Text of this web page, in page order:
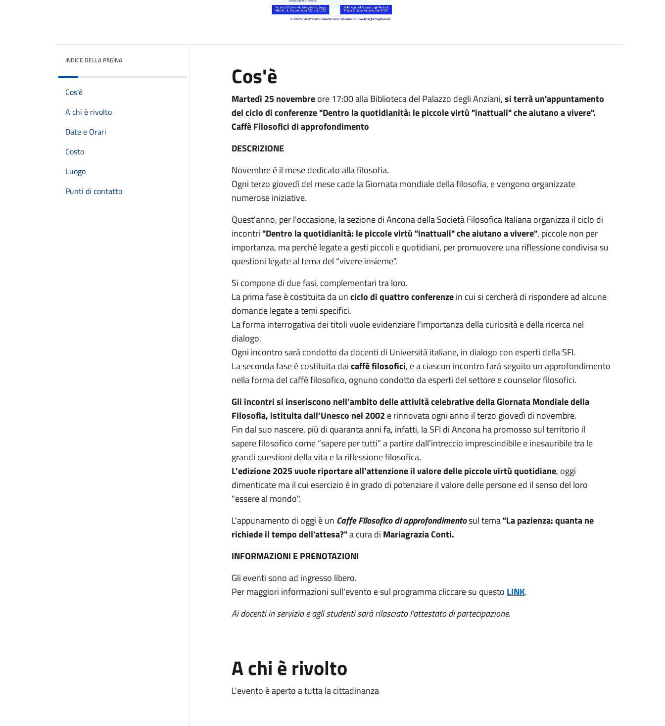
INDICE DELLA PAGINA
Cos'è
A chi è rivolto
Date e Orari
Costo
Luogo
Punti di contatto
Cos'è
Martedì 25 novembreore 17:00 alla Biblioteca del Palazzo degli Anziani,si terrà un'appuntamento
del ciclo di conferenze "Dentro la quotidianità: le piccole virtù "inattuali" che aiutano a vivere".
Caffè Filosofici di approfondimento
DESCRIZIONE
Novembre è il mese dedicato alla filosofia.
Ogni terzo giovedì del mese cade la Giornata mondiale della filosofia, e vengono organizzate
numerose iniziative.
Quest'anno, per l'occasione, la sezione di Ancona della Società Filosofica Italiana organizza il ciclo di
incontri "Dentro la quotidianità: le piccole virtù "inattuali" che aiutano a vivere", piccole non per
importanza, ma perché legate a gesti piccoli e quotidiani, per promuovere una riflessione condivisa su
questioni legate al tema del “vivere insieme”.
Si compone di due fasi, complementari tra loro.
La prima fase è costituita da unciclo di quattro conferenzein cui si cercherà di rispondere ad alcune
domande legate a temi specifici.
La forma interrogativa dei titoli vuole evidenziare l'importanza della curiosità e della ricerca nel
dialogo.
Ogni incontro sarà condotto da docenti di Università italiane, in dialogo con esperti della SFI.
La seconda fase è costituita daicaffè filosofici, e a ciascun incontro farà seguito un approfondimento
nella forma del caffè filosofico, ognuno condotto da esperti del settore e counselor filosofici.
Gli incontri si inseriscono nell’ambito delle attività celebrative della Giornata Mondiale della
Filosofia, istituita dall’Unesco nel 2002 e rinnovata ogni anno il terzo giovedì di novembre.
Fin dal suo nascere, più di quaranta anni fa, infatti, la SFI di Ancona ha promosso sul territorio il
sapere filosofico come “sapere per tutti” a partire dall’intreccio imprescindibile e inesauribile tra le
grandi questioni della vita e la riflessione filosofica.
L’edizione 2025 vuole riportare all’attenzione il valore delle piccole virtù quotidiane, oggi
dimenticate ma il cui esercizio è in grado di potenziare il valore delle persone ed il senso del loro
"essere al mondo".
L'appunamento di oggi è un Caffe Filosofico di approfondimentosul tema"La pazienza: quanta ne
richiede il tempo dell'attesa?"a cura di Mariagrazia Conti.
INFORMAZIONI E PRENOTAZIONI
Gli eventi sono ad ingresso libero.
Per maggiori informazioni sull'evento e sul programma cliccare su questo LINK.
Ai docenti in servizio e agli studenti sarà rilasciato l'attestato di partecipazione.
A chi è rivolto
L'evento è aperto a tutta la cittadinanza